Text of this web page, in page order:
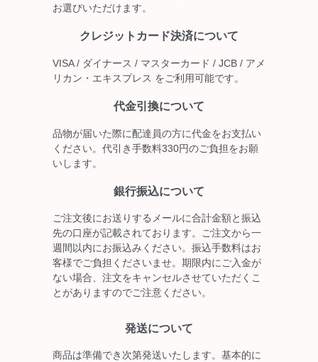
お選びいただけます。
クレジットカード決済について
VISA / ダイナース / マスターカード / JCB / アメ
リカン・エキスプレス をご利用可能です。
代金引換について
品物が届いた際に配達員の方に代金をお支払い
ください。代引き手数料330円のご負担をお願
いします。
銀行振込について
ご注文後にお送りするメールに合計金額と振込
先の口座が記載されております。ご注文から一
週間以内にお振込みください。振込手数料はお
客様でご負担くださいませ。期限内にご入金が
ない場合、注文をキャンセルさせていただくこ
とがありますのでご注意ください。
発送について
商品は準備でき次第発送いたします。基本的に